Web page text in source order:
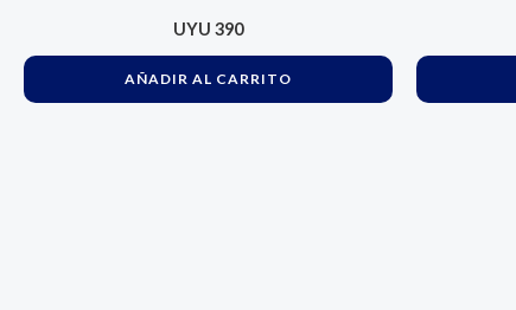
UYU 390
AÑADIR AL CARRITO